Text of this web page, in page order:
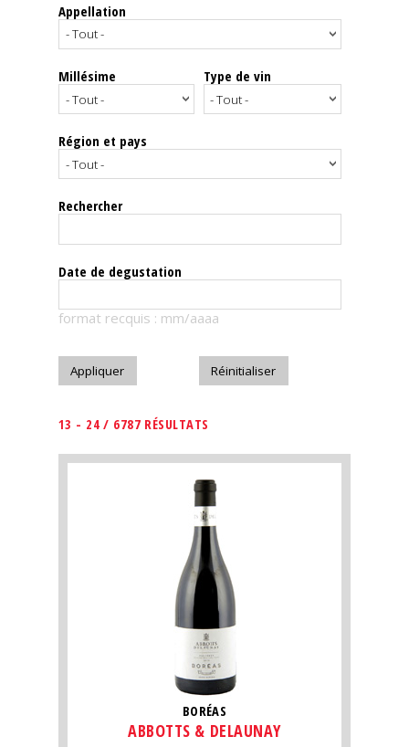
Spiritueux
Notes
dégustation
Le
magazine
Télécharger
Appellation
Millésime Type de vin
Région et pays
Rechercher
Date de degustation
format recquis : mm/aaaa
13 - 24 / 6787 RÉSULTATS
BORÉAS
ABBOTTS & DELAUNAY